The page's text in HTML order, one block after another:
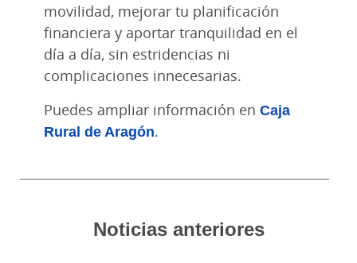
movilidad, mejorar tu planificación
financiera y aportar tranquilidad en el
día a día, sin estridencias ni
complicaciones innecesarias.
Puedes ampliar información en Caja
Rural de Aragón.
Noticias anteriores